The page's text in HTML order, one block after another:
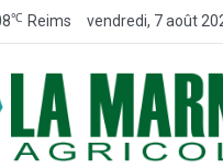
℃ Reims vendredi, 7 août